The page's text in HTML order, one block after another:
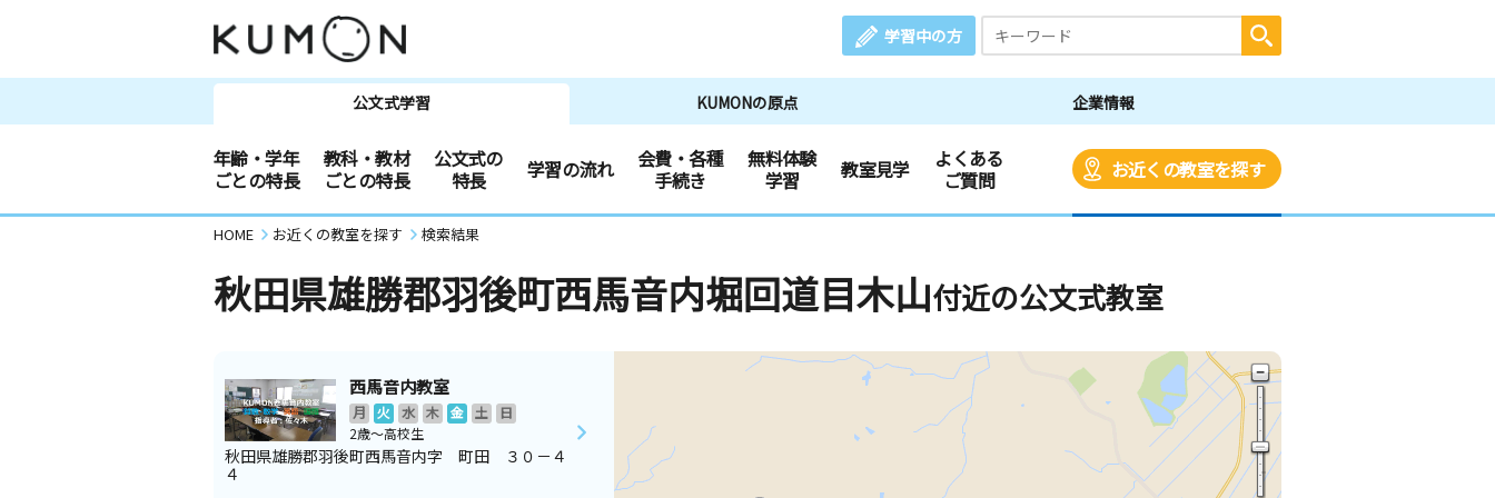
学習中の方
公文式学習 KUMONの原点 企業情報
年齢・学年
ごとの特長
教科・教材
ごとの特長
公文式の
特長
学習の流れ
会費・各種
手続き
無料体験
学習
教室見学
よくある
ご質問
お近くの教室を探す
HOME お近くの教室を探す 検索結果
秋田県雄勝郡羽後町西馬音内堀回道目木山付近の公文式教室
西馬音内教室
月 火 水 木 金 土
日
2歳～高校生
秋田県雄勝郡羽後町西馬音内字 町田 ３０－４
４